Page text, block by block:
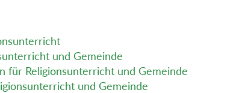
und Gemeinde
für Religionsunterricht und Gemeinde
und Gemeinde